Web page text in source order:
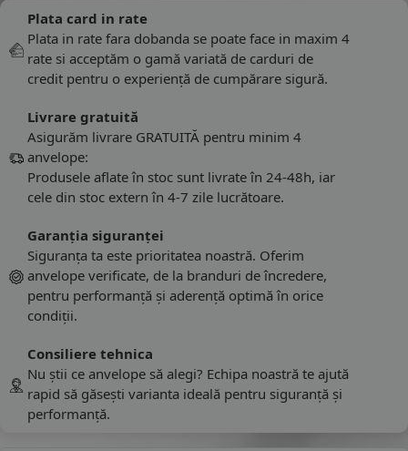
Plata card in rate
Plata in rate fara dobanda se poate face in maxim 4
rate si acceptăm o gamă variată de carduri de
credit pentru o experiență de cumpărare sigură.
Livrare gratuită
Asigurăm livrare GRATUITĂ pentru minim 4
anvelope:
Produsele aflate în stoc sunt livrate în 24-48h, iar
cele din stoc extern în 4-7 zile lucrătoare.
Garanția siguranței
Siguranța ta este prioritatea noastră. Oferim
anvelope verificate, de la branduri de încredere,
pentru performanță și aderență optimă în orice
condiții.
Consiliere tehnica
Nu știi ce anvelope să alegi? Echipa noastră te ajută
rapid să găsești varianta ideală pentru siguranță și
performanță.